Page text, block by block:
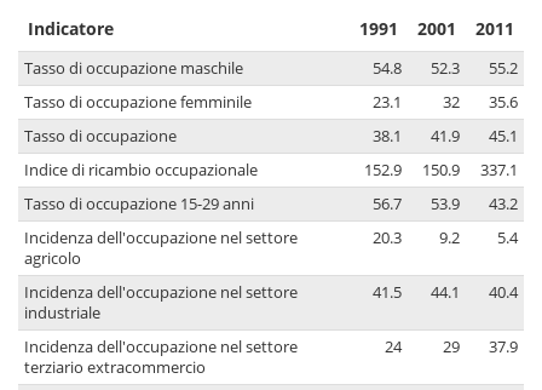
Indicatore 1991 2001 2011
Tasso di occupazione maschile 54.8 52.3
55.2
Tasso di occupazione femminile
23.1 32
35.6
Tasso di occupazione
38.1 41.9
45.1
Indice di ricambio occupazionale
152.9 150.9
337.1
Tasso di occupazione 15-29 anni
56.7 53.9
43.2
Incidenza dell'occupazione nel settore
agricolo
20.3 9.2 5.4
Incidenza dell'occupazione nel settore
industriale
41.5 44.1 40.4
Incidenza dell'occupazione nel settore
terziario extracommercio
24 29 37.9